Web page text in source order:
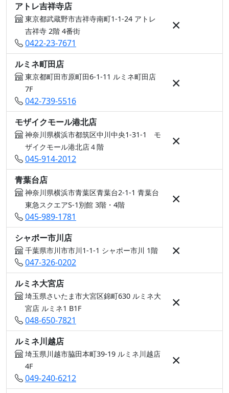
アトレ吉祥寺店
東京都武蔵野市吉祥寺南町1-1-24 アトレ
吉祥寺 2階 4番街
0422-23-7671
×
ルミネ町田店
東京都町田市原町田6-1-11 ルミネ町田店
7F
042-739-5516
×
モザイクモール港北店
神奈川県横浜市都筑区中川中央1-31-1 モ
ザイクモール港北店４階
045-914-2012
×
青葉台店
神奈川県横浜市青葉区青葉台2-1-1 青葉台
東急スクエアS-1別館 3階・4階
045-989-1781
×
シャポー市川店
千葉県市川市市川1-1-1 シャポー市川 1階
047-326-0202
×
ルミネ大宮店
埼玉県さいたま市大宮区錦町630 ルミネ大
宮店 ルミネ1 B1F
048-650-7821
×
ルミネ川越店
埼玉県川越市脇田本町39-19 ルミネ川越店
4F
049-240-6212
×